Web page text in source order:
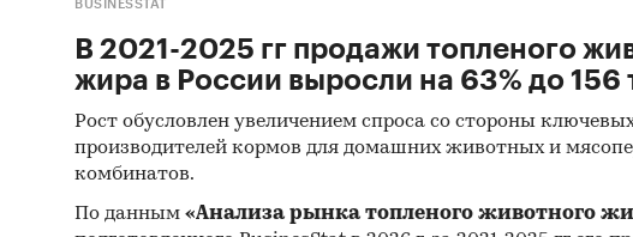
BUSINESSTAT
В 2021-2025 гг продажи топленого
жира в России выросли на 63% до 156
Рост обусловлен увеличением спроса со стороны
производителей кормов для домашних животных и
комбинатов.
По данным «Анализа рынка топленого животного